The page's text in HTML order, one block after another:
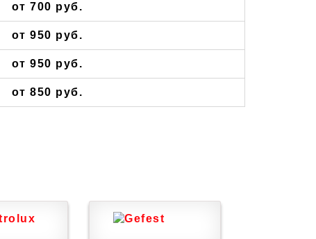
от 700 руб.
от 950 руб.
от 950 руб.
от 850 руб.